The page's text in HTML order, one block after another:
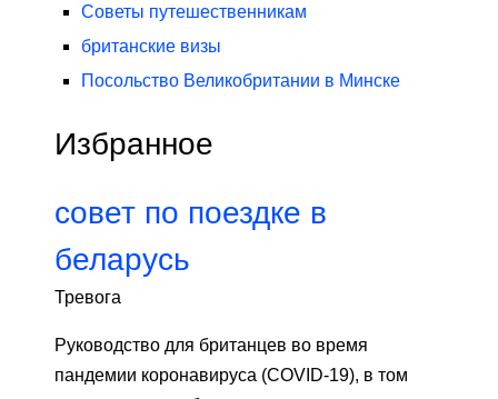
Советы путешественникам
британские визы
Посольство Великобритании в Минске
Избранное
совет по поездке в
беларусь
Тревога
Руководство для британцев во время
пандемии коронавируса (COVID-19), в том